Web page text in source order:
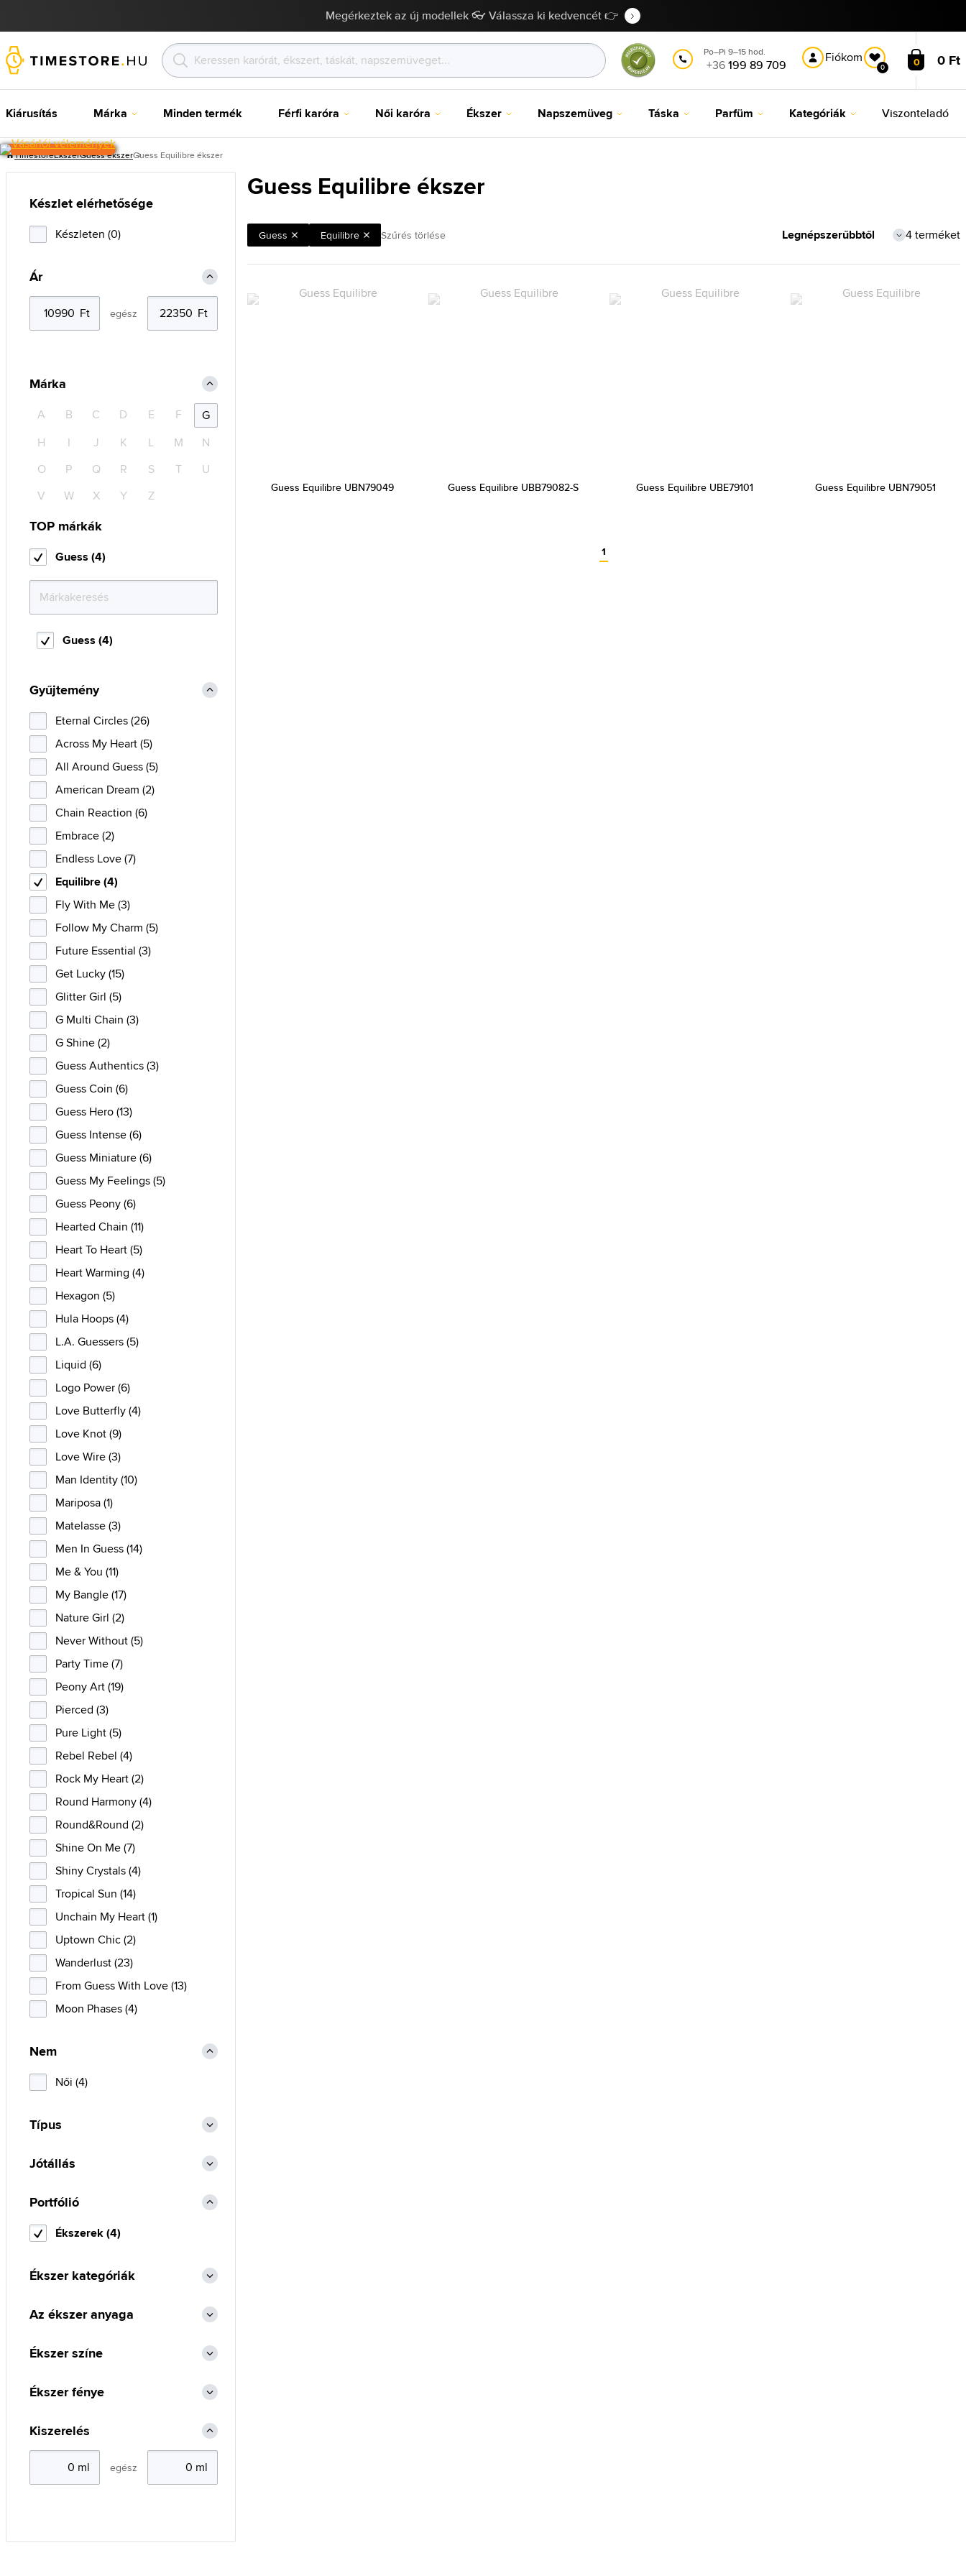
Megérkeztek az új modellek 👓 Válassza ki kedvencét 👉
Po–Pi 9–15 hod.
+36199 89 709 Fiókom
0 0 0 Ft
Kiárusítás Márka Minden termék Férfi karóra Női karóra Ékszer Napszemüveg Táska Parfüm Kategóriák Viszonteladó
TimestoreÉkszerGuess ékszerGuess Equilibre ékszer
Guess Equilibre ékszer
Guess Equilibre Szűrés törlése 4 terméket
Guess Equilibre UBN79049 Guess Equilibre UBB79082-S Guess Equilibre UBE79101 Guess Equilibre UBN79051
1
Készlet elérhetősége
Készleten (0)
Ár
egész
Márka
A B C D E F
G
H
I J K L M
N
O
P Q R S T
U
V
W X Y Z
TOP márkák
Guess (4)
Guess (4)
Gyűjtemény
Eternal Circles (26)
Across My Heart (5)
All Around Guess (5)
American Dream (2)
Chain Reaction (6)
Embrace (2)
Endless Love (7)
Equilibre (4)
Fly With Me (3)
Follow My Charm (5)
Future Essential (3)
Get Lucky (15)
Glitter Girl (5)
G Multi Chain (3)
G Shine (2)
Guess Authentics (3)
Guess Coin (6)
Guess Hero (13)
Guess Intense (6)
Guess Miniature (6)
Guess My Feelings (5)
Guess Peony (6)
Hearted Chain (11)
Heart To Heart (5)
Heart Warming (4)
Hexagon (5)
Hula Hoops (4)
L.A. Guessers (5)
Liquid (6)
Logo Power (6)
Love Butterfly (4)
Love Knot (9)
Love Wire (3)
Man Identity (10)
Mariposa (1)
Matelasse (3)
Men In Guess (14)
Me & You (11)
My Bangle (17)
Nature Girl (2)
Never Without (5)
Party Time (7)
Peony Art (19)
Pierced (3)
Pure Light (5)
Rebel Rebel (4)
Rock My Heart (2)
Round Harmony (4)
Round&Round (2)
Shine On Me (7)
Shiny Crystals (4)
Tropical Sun (14)
Unchain My Heart (1)
Uptown Chic (2)
Wanderlust (23)
From Guess With Love (13)
Moon Phases (4)
Nem
Női (4)
Típus
Jótállás
Portfólió
Ékszerek (4)
Ékszer kategóriák
Az ékszer anyaga
Ékszer színe
Ékszer fénye
Kiszerelés
egész